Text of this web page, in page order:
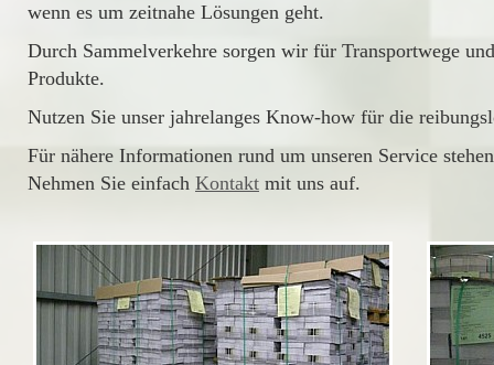
wenn es um zeitnahe Lösungen geht.
Durch Sammelverkehre sorgen wir für Transportwege
Produkte.
Nutzen Sie unser jahrelanges Know-how für die
Für nähere Informationen rund um unseren Service
Nehmen Sie einfach Kontakt mit uns auf.